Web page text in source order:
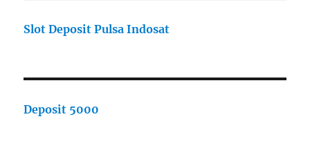
Slot Deposit Pulsa Indosat
Deposit 5000